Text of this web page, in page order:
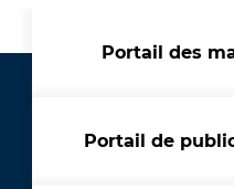
Portail des
Portail de